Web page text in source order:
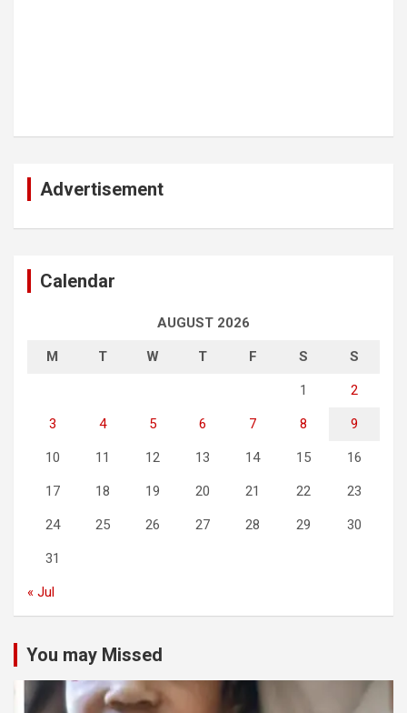
Advertisement
Calendar
AUGUST 2026
M T W T F S S
1 2
3 4 5 6 7 8 9
10 11 12 13 14 15 16
17 18 19 20 21 22 23
24 25 26 27 28 29 30
31
« Jul
You may Missed